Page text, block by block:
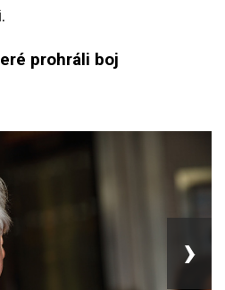
prohráli boj
›